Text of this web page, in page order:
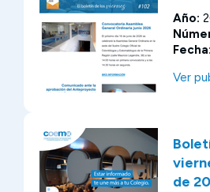
Año:
Fecha:
Ver
de